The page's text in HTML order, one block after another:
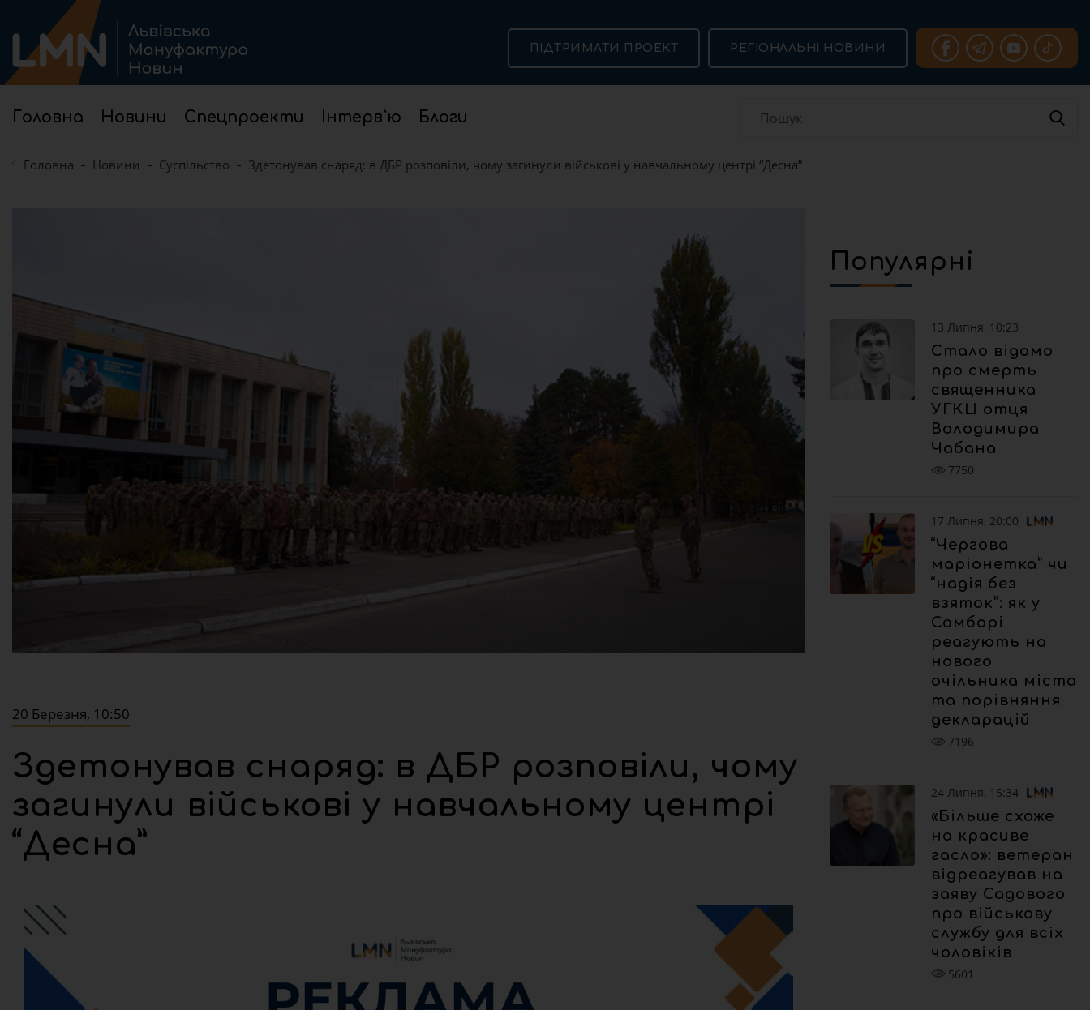
Головна Новини Спецпроекти Інтерв`ю Блоги
ПІДТРИМАТИ ПРОЕКТ РЕГІОНАЛЬНІ НОВИНИ
Головна Новини Суспільство Здетонував снаряд: в ДБР розповіли, чому загинули військові у навчальному центрі “Десна”
20 Березня, 10:50
Здетонував снаряд: в ДБР розповіли, чому
загинули військові у навчальному центрі
“Десна”
Популярні
13 Липня, 10:23
Стало відомо
про смерть
священника
УГКЦ отця
Володимира
Чабана
7750
17 Липня, 20:00
“Чергова
маріонетка” чи
“надія без
взяток”: як у
Самборі
реагують на
нового
очільника міста
та порівняння
декларацій
7196
24 Липня, 15:34
«Більше схоже
на красиве
гасло»: ветеран
відреагував на
заяву Садового
про військову
службу для всіх
чоловіків
5601